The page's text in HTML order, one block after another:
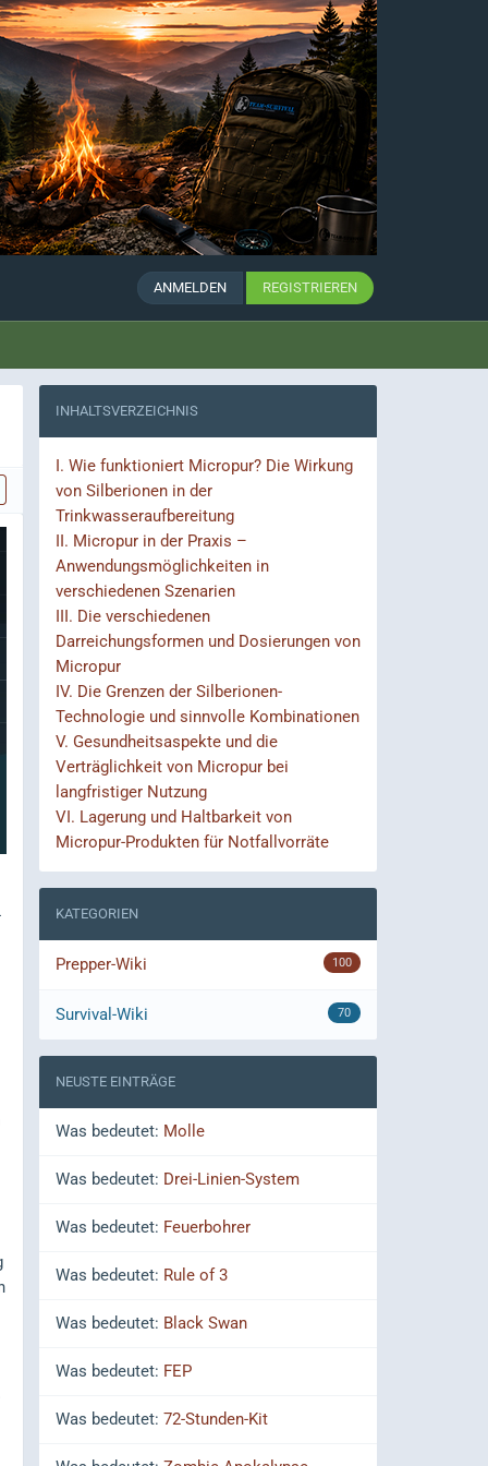
ANMELDEN REGISTRIEREN
INHALTSVERZEICHNIS
I. Wie funktioniert Micropur? Die Wirkung
von Silberionen in der
Trinkwasseraufbereitung
II. Micropur in der Praxis –
Anwendungsmöglichkeiten in
verschiedenen Szenarien
III. Die verschiedenen
Darreichungsformen und Dosierungen von
Micropur
IV. Die Grenzen der Silberionen-
Technologie und sinnvolle Kombinationen
V. Gesundheitsaspekte und die
Verträglichkeit von Micropur bei
langfristiger Nutzung
VI. Lagerung und Haltbarkeit von
Micropur-Produkten für Notfallvorräte
KATEGORIEN
Prepper-Wiki 100
Survival-Wiki 70
NEUSTE EINTRÄGE
Was bedeutet: Molle
Was bedeutet: Drei-Linien-System
Was bedeutet: Feuerbohrer
Was bedeutet: Rule of 3
Was bedeutet: Black Swan
Was bedeutet: FEP
Was bedeutet: 72-Stunden-Kit